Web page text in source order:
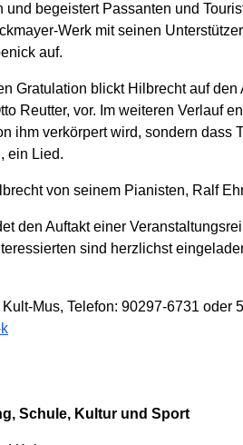
und begeistert Passanten und
Werk mit seinen
auf.
Gratulation blickt Hilbrecht auf
Reutter, vor. Im weiteren Verlauf
ihm verkörpert wird, sondern
ein Lied.
von seinem Pianisten, Ralf
den Auftakt einer
sind herzlichst
Mus, Telefon: 90297-6731 oder
Schule, Kultur und Sport